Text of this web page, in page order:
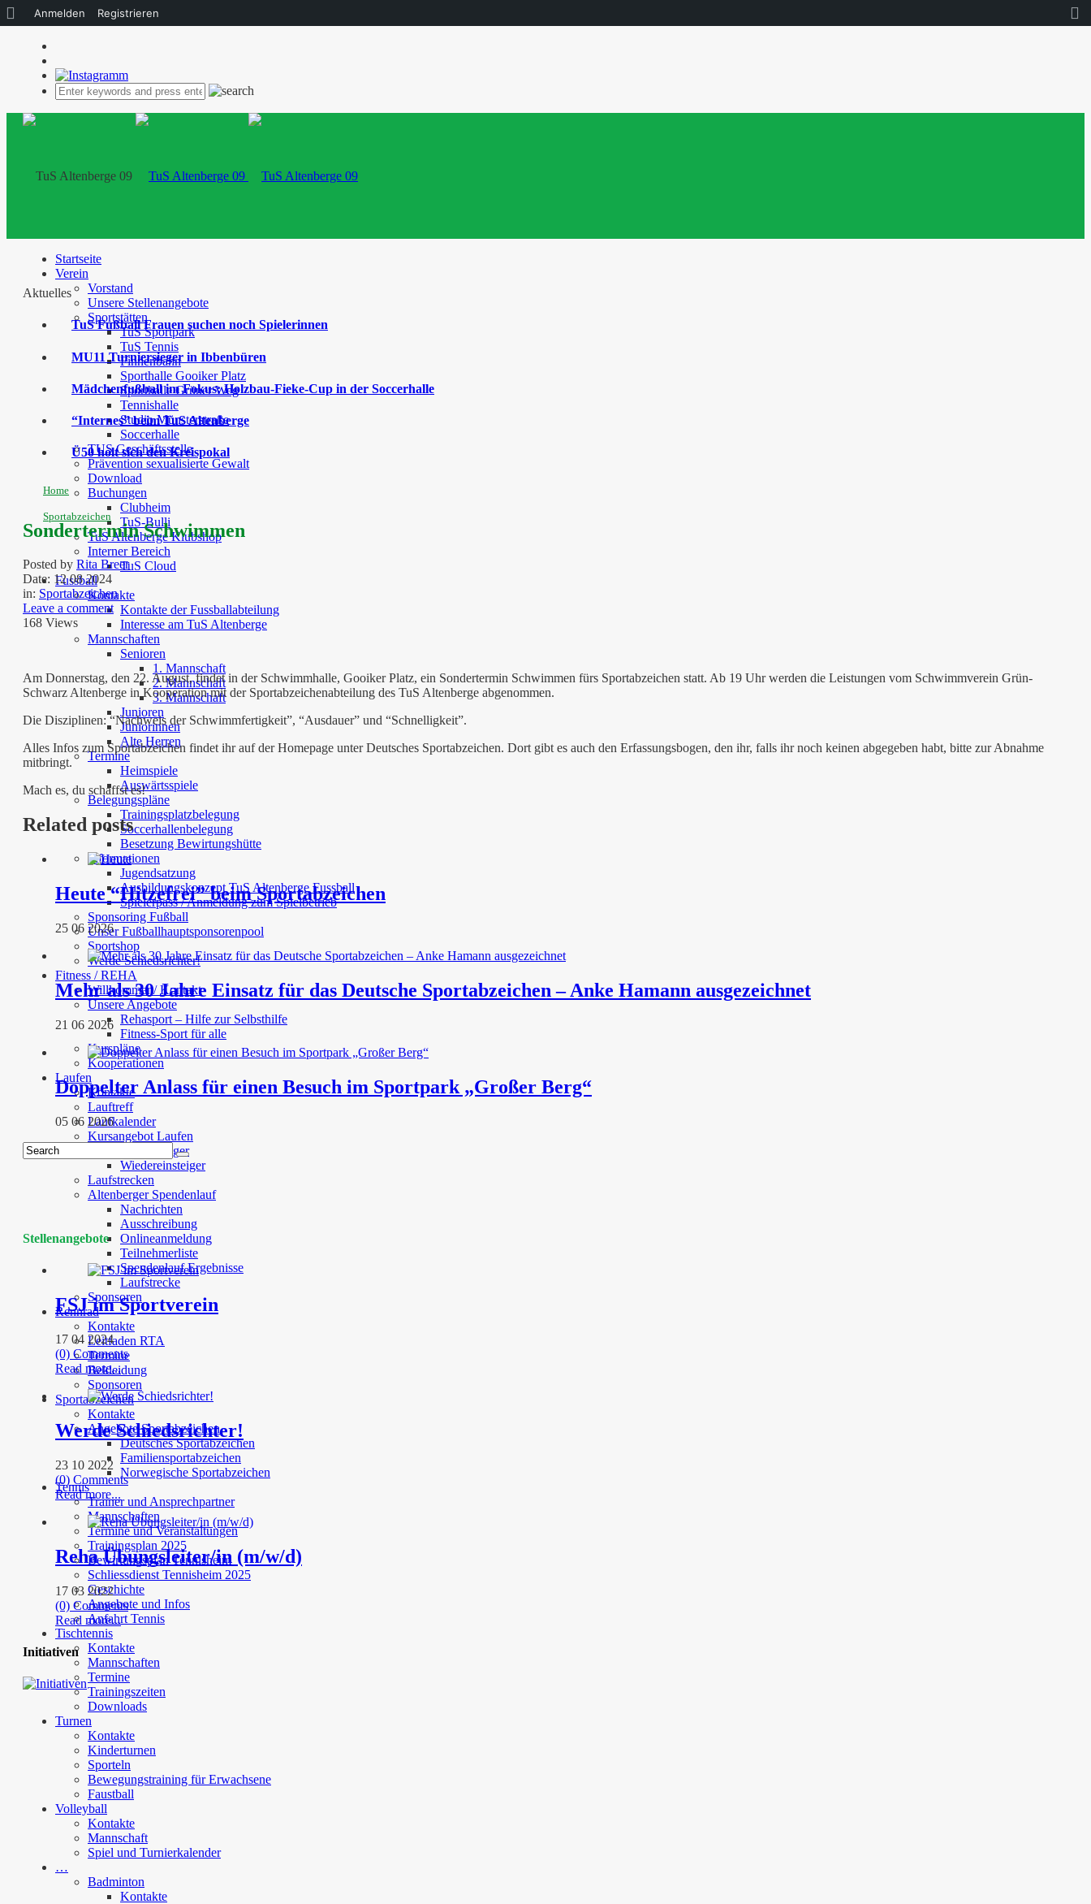
Startseite
Verein
Vorstand
Unsere Stellenangebote
Sportstätten
TuS Sportpark
TuS Tennis
Finnenbahn
Sporthalle Gooiker Platz
Sporthalle Grüner Weg
Tennishalle
Studio Münsterstraße
Soccerhalle
TUS Geschäftsstelle
Prävention sexualisierte Gewalt
Download
Buchungen
Clubheim
TuS-Bulli
TuS Altenberge Klubshop
Interner Bereich
TuS Cloud
Fussball
Kontakte
Kontakte der Fussballabteilung
Interesse am TuS Altenberge
Mannschaften
Senioren
1. Mannschaft
2. Mannschaft
3. Mannschaft
Junioren
Juniorinnen
Alte Herren
Termine
Heimspiele
Auswärtsspiele
Belegungspläne
Trainingsplatzbelegung
Soccerhallenbelegung
Besetzung Bewirtungshütte
Informationen
Jugendsatzung
Ausbildungskonzept TuS Altenberge Fussball
Spielerpass / Anmeldung zum Spielbetrieb
Sponsoring Fußball
Unser Fußballhauptsponsorenpool
Sportshop
Werde Schiedsrichter!
Fitness / REHA
Willkommen/ Kontakt
Unsere Angebote
Rehasport – Hilfe zur Selbsthilfe
Fitness-Sport für alle
Kurspläne
Kooperationen
Laufen
Kontakte
Lauftreff
Laufkalender
Kursangebot Laufen
Laufanfänger
Wiedereinsteiger
Laufstrecken
Altenberger Spendenlauf
Nachrichten
Ausschreibung
Onlineanmeldung
Teilnehmerliste
Spendenlauf Ergebnisse
Laufstrecke
Sponsoren
Rennrad
Kontakte
Leitfaden RTA
Termine
Bekleidung
Sponsoren
Sportabzeichen
Kontakte
Angebote Sportabzeichen
Deutsches Sportabzeichen
Familiensportabzeichen
Norwegische Sportabzeichen
Tennis
Trainer und Ansprechpartner
Mannschaften
Termine und Veranstaltungen
Trainingsplan 2025
Bewirtungsplan Tennisheim
Schliessdienst Tennisheim 2025
Geschichte
Angebote und Infos
Anfahrt Tennis
Tischtennis
Kontakte
Mannschaften
Termine
Trainingszeiten
Downloads
Turnen
Kontakte
Kinderturnen
Sporteln
Bewegungstraining für Erwachsene
Faustball
Volleyball
Kontakte
Mannschaft
Spiel und Turnierkalender
…
Badminton
Kontakte
Aktuelles
TuS Fußball Frauen suchen noch Spielerinnen
MU11 Turniersieger in Ibbenbüren
Mädchenfußball im Fokus: Holzbau-Fieke-Cup in der Soccerhalle
“Internes” beim TuS Altenberge
Ü50 holt sich den Kreispokal
Home
Sportabzeichen
Sondertermin Schwimmen
Posted by Rita Breer
Date: 12 08 2024
in: Sportabzeichen
Leave a comment
168 Views
Am Donnerstag, den 22. August, findet in der Schwimmhalle, Gooiker Platz, ein Sondertermin Schwimmen fürs Sportabzeichen statt. Ab 19 Uhr werden die Leistungen vom Schwimmverein Grün-
Schwarz Altenberge in Kooperation mit der Sportabzeichenabteilung des TuS Altenberge abgenommen.
Die Disziplinen: “Nachweis der Schwimmfertigkeit”, “Ausdauer” und “Schnelligkeit”.
Alles Infos zum Sportabzeichen findet ihr auf der Homepage unter Deutsches Sportabzeichen. Dort gibt es auch den Erfassungsbogen, den ihr, falls ihr noch keinen abgegeben habt, bitte zur Abnahme
mitbringt.
Mach es, du schaffst es!
Related posts
Heute “Hitzefrei” beim Sportabzeichen
25 06 2026
Mehr als 30 Jahre Einsatz für das Deutsche Sportabzeichen – Anke Hamann ausgezeichnet
21 06 2026
Doppelter Anlass für einen Besuch im Sportpark „Großer Berg“
05 06 2026
Stellenangebote
FSJ im Sportverein
17 04 2024
(0) Comments
Read more...
Werde Schiedsrichter!
23 10 2022
(0) Comments
Read more...
Reha Übungsleiter/in (m/w/d)
17 03 2022
(0) Comments
Read more...
Initiativen
Über
Anmelden Registrieren